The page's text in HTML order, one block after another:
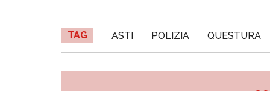
TAG ASTI POLIZIA QUESTURA